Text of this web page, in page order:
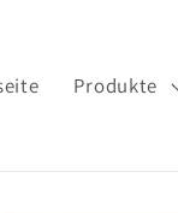
Produkte